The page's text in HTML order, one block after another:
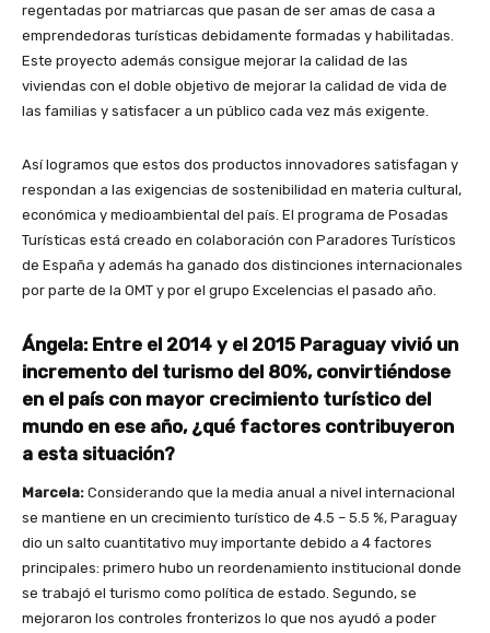
regentadas por matriarcas que pasan de ser amas de casa a
emprendedoras turísticas debidamente formadas y habilitadas
Este proyecto además consigue mejorar la calidad de las
viviendas con el doble objetivo de mejorar la calidad de vida de
las familias y satisfacer a un público cada vez más exigente.
Así logramos que estos dos productos innovadores satisfagan y
respondan a las exigencias de sostenibilidad en materia cultural,
económica y medioambiental del país . El programa de Posadas
Turísticas está creado en colaboración con Paradores Turísticos
de España y además ha ganado dos distinciones internacionales
por parte de la OMT y por el grupo Excelencias el pasado año.
Ángela: Entre el 2014 y el 2015 Paraguay vivió un
incremento del turismo del 80%, convirtiéndose
en el país con mayor crecimiento turístico del
mundo en ese año, ¿qué factores contribuyeron
a esta situación?
Marcela: Considerando que la media anual a nivel internacional
se mantiene en un crecimiento turístico de 4.5 – 5.5 %, Paraguay
dio un salto cuantitativo muy importante debido a 4 factores
principales: primero hubo un reordenamiento institucional donde
se trabajó el turismo como política de estado. Segundo, se
mejoraron los controles fronterizos lo que nos ayudó a poder